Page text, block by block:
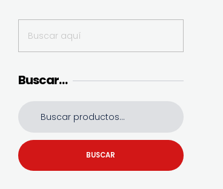
Buscar…
BUSCAR